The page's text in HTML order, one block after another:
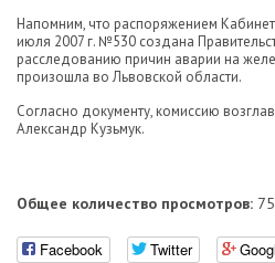
Напомним, что распоряжением
июля 2007 г. №530 создана
расследованию причин аварии на
произошла во Львовской области.
Согласно документу, комиссию
Александр Кузьмук.
Общее количество просмотров:
Facebook Twitter